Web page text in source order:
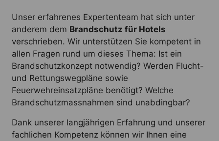
Unser erfahrenes Expertenteam hat sich unter
anderem dem Brandschutz für Hotels
verschrieben. Wir unterstützen Sie kompetent in
allen Fragen rund um dieses Thema: Ist ein
Brandschutzkonzept notwendig? Werden Flucht-
und Rettungswegpläne sowie
Feuerwehreinsatzpläne benötigt? Welche
Brandschutzmassnahmen sind unabdingbar?
Dank unserer langjährigen Erfahrung und unserer
fachlichen Kompetenz können wir Ihnen eine